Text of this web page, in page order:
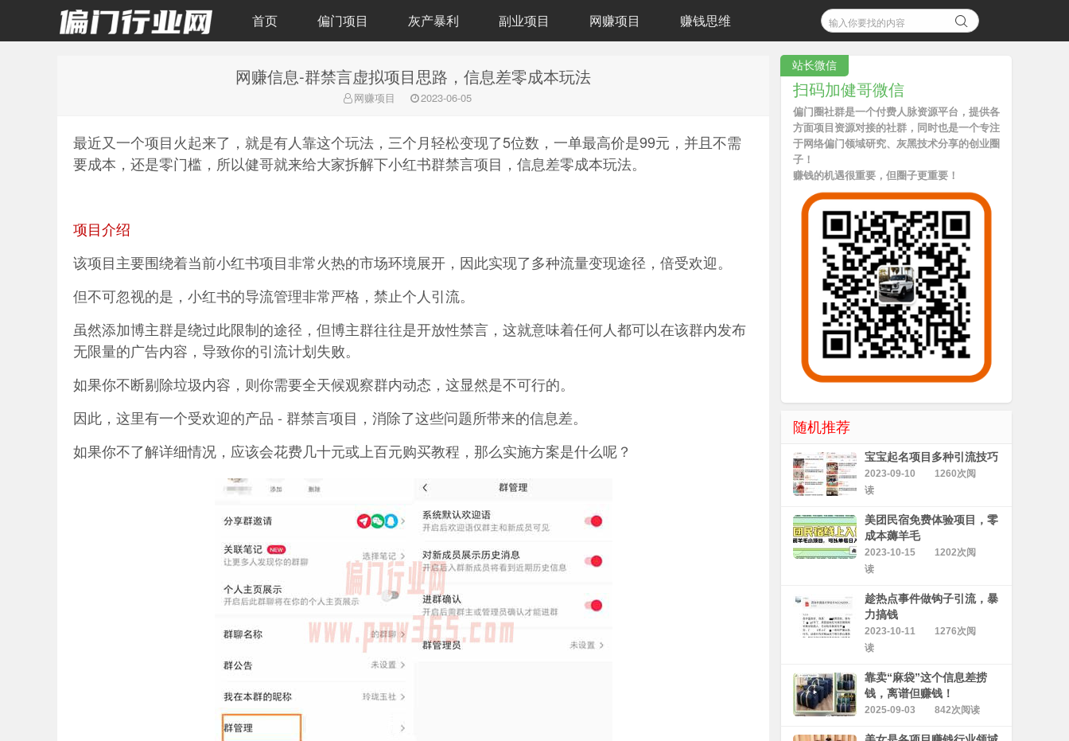
首页 偏门项目 灰产暴利 副业项目 网赚项目 赚钱思维
网赚信息-群禁言虚拟项目思路，信息差零成本玩法
网赚项目 2023-06-05
最近又一个项目火起来了，就是有人靠这个玩法，三个月轻松变现了5位数，一单最高价是99元，并且不需
要成本，还是零门槛，所以健哥就来给大家拆解下小红书群禁言项目，信息差零成本玩法。
项目介绍
该项目主要围绕着当前小红书项目非常火热的市场环境展开，因此实现了多种流量变现途径，倍受欢迎。
但不可忽视的是，小红书的导流管理非常严格，禁止个人引流。
虽然添加博主群是绕过此限制的途径，但博主群往往是开放性禁言，这就意味着任何人都可以在该群内发布
无限量的广告内容，导致你的引流计划失败。
如果你不断剔除垃圾内容，则你需要全天候观察群内动态，这显然是不可行的。
因此，这里有一个受欢迎的产品 - 群禁言项目，消除了这些问题所带来的信息差。
如果你不了解详细情况，应该会花费几十元或上百元购买教程，那么实施方案是什么呢？
站长微信
扫码加健哥微信
偏门圈社群是一个付费人脉资源平台，提供各
方面项目资源对接的社群，同时也是一个专注
于网络偏门领域研究、灰黑技术分享的创业圈
子！
赚钱的机遇很重要，但圈子更重要！
随机推荐
宝宝起名项目多种引流技巧
2023-09-10
1260次阅
读
美团民宿免费体验项目，零
成本薅羊毛
2023-10-15
1202次阅
读
趁热点事件做钩子引流，暴
力搞钱
2023-10-11
1276次阅
读
靠卖“麻袋”这个信息差捞
钱，离谱但赚钱！
2025-09-03 842次阅读